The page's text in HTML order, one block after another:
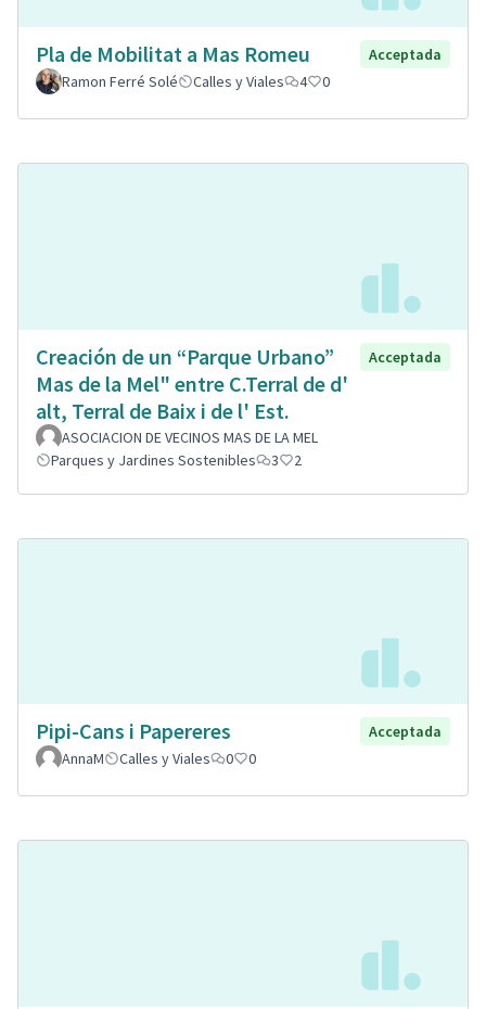
Pla de Mobilitat a Mas Romeu
Acceptada
Ramon Ferré Solé
Calles y Viales 4 0
Creación de un “Parque Urbano”
Mas de la Mel" entre C.Terral de d'
alt, Terral de Baix i de l' Est.
Acceptada
ASOCIACION DE VECINOS MAS DE LA MEL
Parques y Jardines Sostenibles
3 2
Pipi-Cans i Papereres
Acceptada
AnnaM
Calles y Viales 0 0